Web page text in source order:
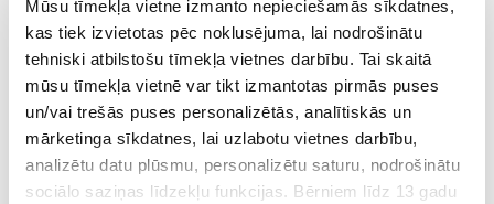
Mūsu tīmekļa vietne izmanto nepieciešamās sīkdatnes,
kas tiek izvietotas pēc noklusējuma, lai nodrošinātu
tehniski atbilstošu tīmekļa vietnes darbību. Tai skaitā
mūsu tīmekļa vietnē var tikt izmantotas pirmās puses
un/vai trešās puses personalizētās, analītiskās un
mārketinga sīkdatnes, lai uzlabotu vietnes darbību,
analizētu datu plūsmu, personalizētu saturu, nodrošinātu
sociālo saziņas līdzekļu funkcijas. Bērniem līdz 13 gadu
Saimniecības atjaunošana
Grūtības pakāpe: vidēja
16. Valsts saimniecība
Grūtības pakāpe: vidēja
17. Lauksaimniecība